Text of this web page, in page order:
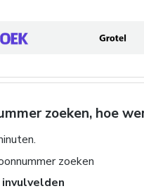
zoeken, hoe
zoeken
invulvelden